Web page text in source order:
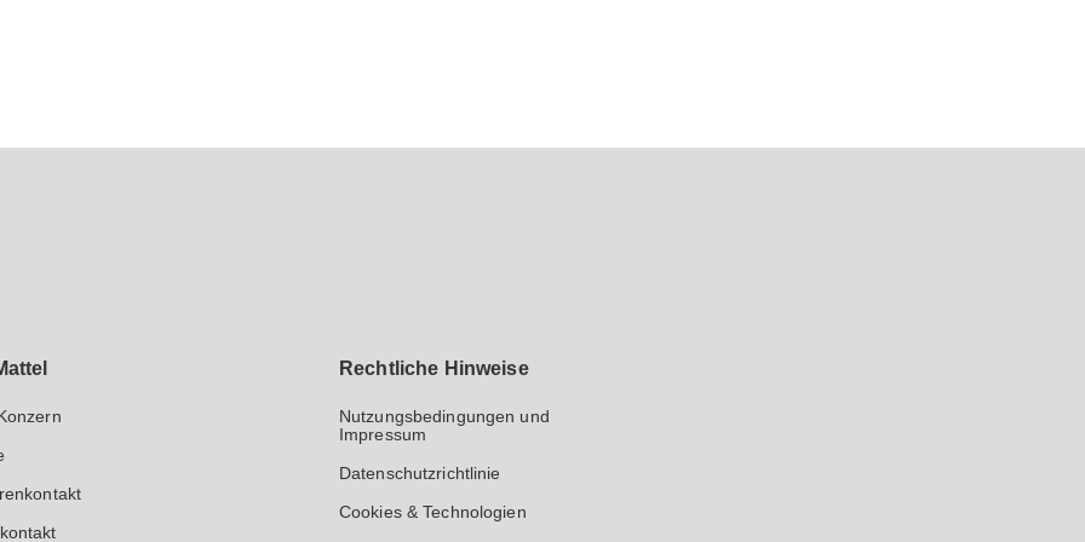
bestärkt Kinder darin, ihr